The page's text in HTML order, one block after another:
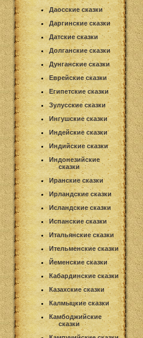
Даосские сказки
Даргинские сказки
Датские сказки
Долганские сказки
Дунганские сказки
Еврейские сказки
Египетские сказки
Зулусские сказки
Ингушские сказки
Индейские сказки
Индийские сказки
Индонезийские
сказки
Иранские сказки
Ирландские сказки
Исландские сказки
Испанские сказки
Итальянские сказки
Ительменские сказки
Йеменские сказки
Кабардинские сказки
Казахские сказки
Калмыцкие сказки
Камбоджийские
сказки